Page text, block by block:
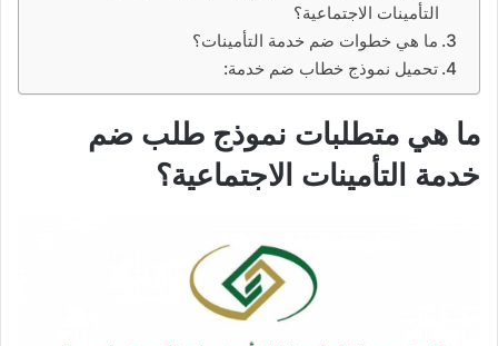
التأمينات الاجتماعية؟
ما هي خطوات ضم خدمة التأمينات؟
تحميل نموذج خطاب ضم خدمة:
ما هي متطلبات نموذج طلب ضم
خدمة التأمينات الاجتماعية؟